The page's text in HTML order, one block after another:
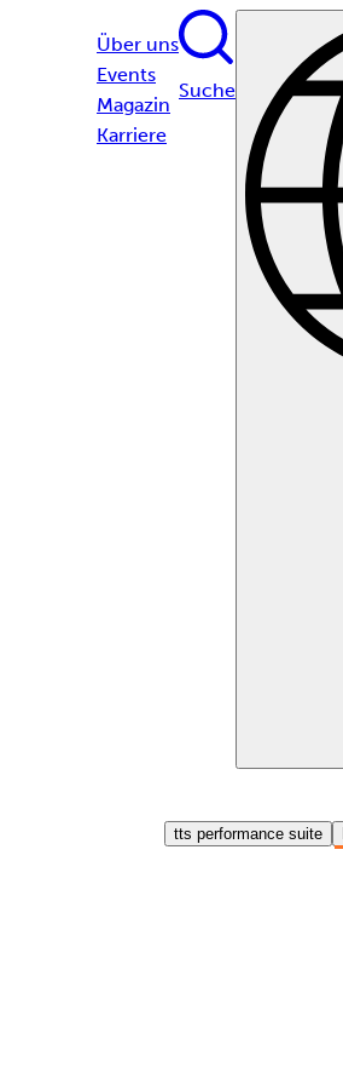
Über uns
Events
Magazin
Karriere
Suche
tts performance suite